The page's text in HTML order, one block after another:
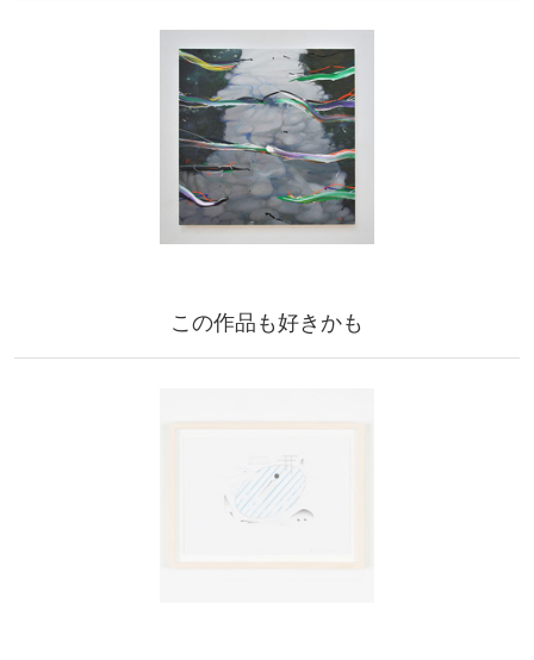
この作品も好きかも